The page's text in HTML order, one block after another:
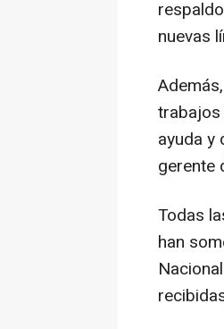
nuevas
ayuda y
gerente
Todas
han